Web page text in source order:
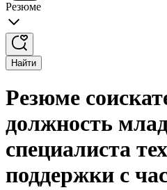
Резюме
Найти
Резюме
должность
специалиста
поддержки с